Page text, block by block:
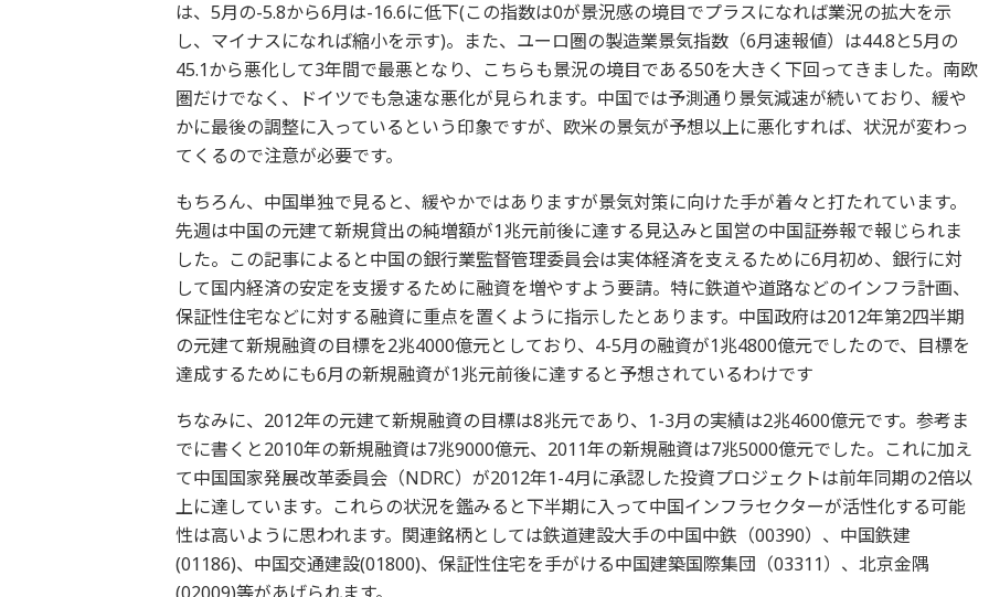
は、5月の-5.8から6月は-16.6に低下(この指数は0が景況感の境目でプラスになれば業況の拡大を示
し、マイナスになれば縮小を示す)。また、ユーロ圏の製造業景気指数（6月速報値）は44.8と5月の
45.1から悪化して3年間で最悪となり、こちらも景況の境目である50を大きく下回ってきました。南欧
圏だけでなく、ドイツでも急速な悪化が見られます。中国では予測通り景気減速が続いており、緩や
かに最後の調整に入っているという印象ですが、欧米の景気が予想以上に悪化すれば、状況が変わっ
てくるので注意が必要です。
もちろん、中国単独で見ると、緩やかではありますが景気対策に向けた手が着々と打たれています。
先週は中国の元建て新規貸出の純増額が1兆元前後に達する見込みと国営の中国証券報で報じられま
した。この記事によると中国の銀行業監督管理委員会は実体経済を支えるために6月初め、銀行に対
して国内経済の安定を支援するために融資を増やすよう要請。特に鉄道や道路などのインフラ計画、
保証性住宅などに対する融資に重点を置くように指示したとあります。中国政府は2012年第2四半期
の元建て新規融資の目標を2兆4000億元としており、4-5月の融資が1兆4800億元でしたので、目標を
達成するためにも6月の新規融資が1兆元前後に達すると予想されているわけです
ちなみに、2012年の元建て新規融資の目標は8兆元であり、1-3月の実績は2兆4600億元です。参考ま
でに書くと2010年の新規融資は7兆9000億元、2011年の新規融資は7兆5000億元でした。これに加え
て中国国家発展改革委員会（NDRC）が2012年1-4月に承認した投資プロジェクトは前年同期の2倍以
上に達しています。これらの状況を鑑みると下半期に入って中国インフラセクターが活性化する可能
性は高いように思われます。関連銘柄としては鉄道建設大手の中国中鉄（00390）、中国鉄建
(01186)、中国交通建設(01800)、保証性住宅を手がける中国建築国際集団（03311）、北京金隅